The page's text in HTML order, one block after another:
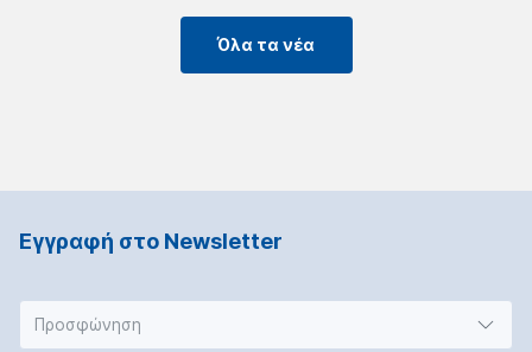
Όλα τα νέα
Εγγραφή στο Νewsletter
Προσφώνηση